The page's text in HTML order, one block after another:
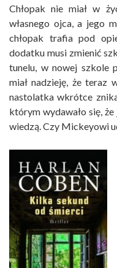
Chłopak nie miał w
własnego ojca, a jego
chłopak trafia pod
dodatku musi zmienić
tunelu, w nowej szkole
miał nadzieję, że teraz
nastolatka wkrótce
którym wydawało się,
wiedzą. Czy Mickeyowi